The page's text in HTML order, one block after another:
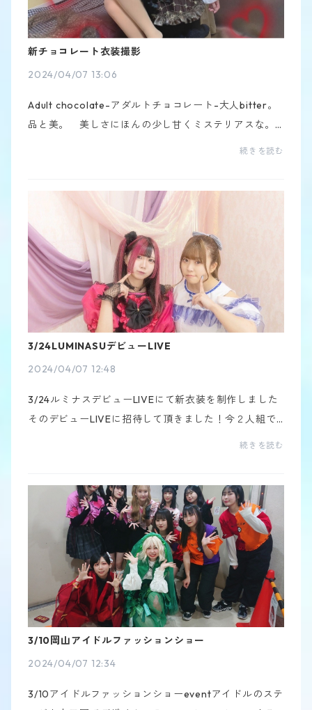
新チョコレート衣装撮影
2024/04/07 13:06
Adult chocolate-アダルトチョコレート-大人bitter。
品と美。 美しさにほんの少し甘くミステリアスな。
続きを読む
3/24LUMINASUデビューLIVE
2024/04/07 12:48
3/24ルミナスデビューLIVEにて新衣装を制作しました
そのデビューLIVEに招待して頂きました！今２人組で
活動スタートしていて２人ともめっちゃくちゃ明るく
続きを読む
3/10岡山アイドルファッションショー
2024/04/07 12:34
3/10アイドルファッションショーeventアイドルのステ